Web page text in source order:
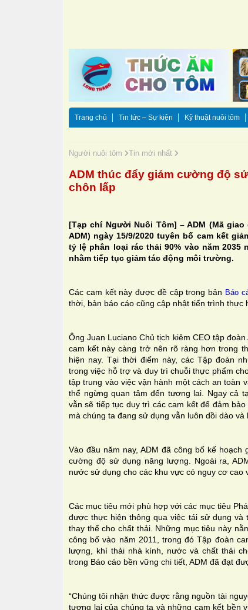
Trang chủ Tin tức – Sự kiện Kỹ thuật nuôi tôm
Người nuôi tôm Tin mới nhất
ADM thúc đẩy giảm cường độ
chôn lấp
[Tạp chí Người Nuôi Tôm] – ADM (Mã
ADM) ngày 15/9/2020 tuyên bố cam kết
tỷ lệ phân loại rác thải 90% vào năm
nhằm tiếp tục giảm tác động môi trường.
Các cam kết này được đề cập trong bản Báo
thời, bản báo cáo cũng cập nhật tiến trình thực
Ông Juan Luciano Chủ tịch kiêm CEO tập
cam kết này càng trở nên rõ ràng hơn trong
hiện nay. Tại thời điểm này, các Tập đoàn
trong việc hỗ trợ và duy trì chuỗi thực phẩm
tập trung vào việc vận hành một cách an toàn
thể ngừng quan tâm đến tương lai. Ngay cả
vẫn sẽ tiếp tục duy trì các cam kết để đảm
mà chúng ta đang sử dụng vẫn luôn dồi dào
Vào đầu năm nay, ADM đã công bố kế
cường độ sử dụng năng lượng. Ngoài ra,
nước sử dụng cho các khu vực có nguy cơ cao
Các mục tiêu mới phù hợp với các mục tiêu
được thực hiện thông qua việc tái sử dụng
thay thế cho chất thải. Những mục tiêu này
công bố vào năm 2011, trong đó Tập đoàn
lượng, khí thải nhà kính, nước và chất thải
trong Báo cáo bền vững chi tiết, ADM đã đạt
“Chúng tôi nhận thức được rằng nguồn tài
tương lai của chúng ta và những cam kết bền